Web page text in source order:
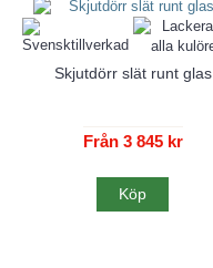
Skjutdörr slät runt glas
Från 3 845 kr
Köp